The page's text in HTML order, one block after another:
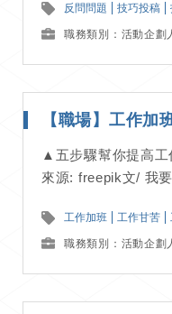
反問問題 技巧投稿
職務類別：活動企劃
▲五步驟幫你提高工
來源: freepik文/ 我
工作加班 工作甘苦
職務類別：活動企劃